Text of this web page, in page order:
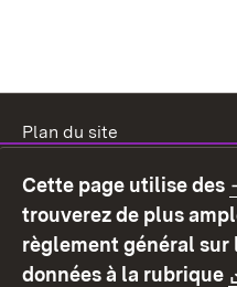
Plan du site
Mode d'emploi
Contact
Cette page utilise des
trouverez de plus
règlement général sur
données à la rubrique